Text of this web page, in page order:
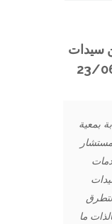
سيدات
بمعية
ما